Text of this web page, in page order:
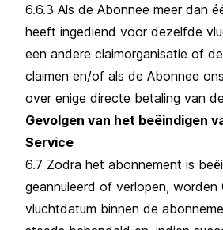
6.6.3 Als de Abonnee meer dan
heeft ingediend voor dezelfde
een andere claimorganisatie of
claimen en/of als de Abonnee
over enige directe betaling van
Gevolgen van het beëindigen
Service
6.7 Zodra het abonnement is
geannuleerd of verlopen, worden
vluchtdatum binnen de